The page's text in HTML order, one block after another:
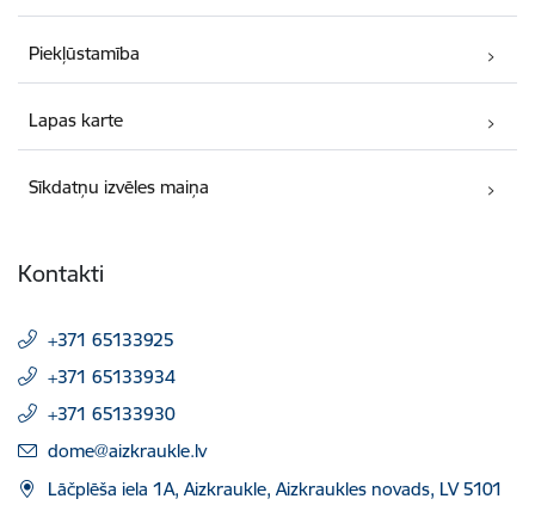
Piekļūstamība
Lapas karte
Sīkdatņu izvēles maiņa
Kontakti
+371 65133925
+371 65133934
+371 65133930
E-pasts:
dome@aizkraukle.lv
Lāčplēša iela 1A, Aizkraukle, Aizkraukles novads, LV 5101